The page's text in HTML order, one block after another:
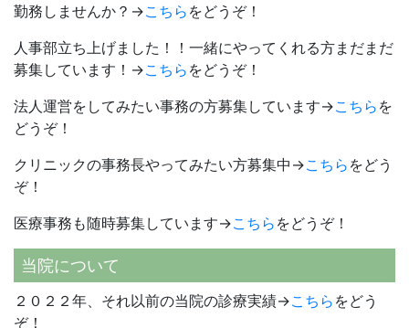
勤務しませんか？→こちら をどうぞ！
人事部立ち上げました！！一緒にやってくれる方まだまだ
募集しています！→こちら をどうぞ！
法人運営をしてみたい事務の方募集しています→こちら を
どうぞ！
クリニックの事務長やってみたい方募集中→こちら をどう
ぞ！
医療事務も随時募集しています→こちら をどうぞ！
当院について
２０２２年、それ以前の当院の診療実績→こちら をどう
ぞ！